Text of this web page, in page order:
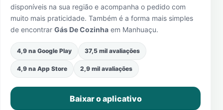
disponíveis na sua região e acompanha o pedido com
muito mais praticidade. Também é a forma mais simples
de encontrar Gás De Cozinha em Manhuaçu.
4,9 na Google Play 37,5 mil avaliações
4,9 na App Store 2,9 mil avaliações
Baixar o aplicativo